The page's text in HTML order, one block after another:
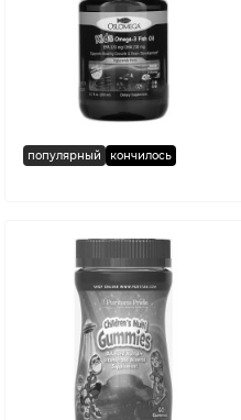
популярный кончилось